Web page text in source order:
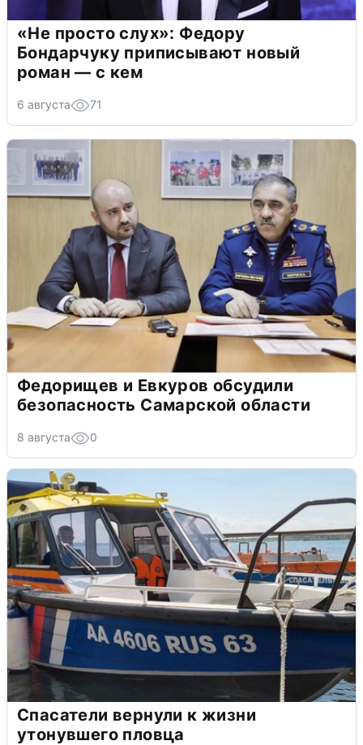
«Не просто слух»: Федору
Бондарчуку приписывают новый
роман — с кем
6 августа 71
Федорищев и Евкуров обсудили
безопасность Самарской области
8 августа 0
Спасатели вернули к жизни
утонувшего пловца